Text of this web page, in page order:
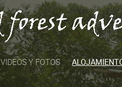
VIDEOS Y FOTOS